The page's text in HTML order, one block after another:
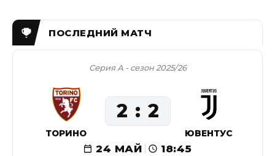
Серия А - сезон 2025/26
24 МАЙ 18:45
ТОРИНО
2 2
ЮВЕНТУС